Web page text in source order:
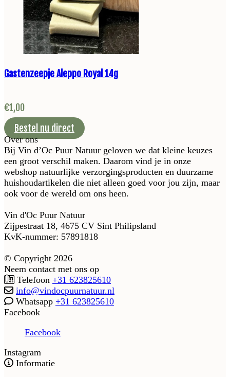
Gastenzeepje Aleppo Royal 14g
€1,00
Bestel nu direct
Over ons
Bij Vin d’Oc Puur Natuur geloven we dat kleine keuzes
een groot verschil maken. Daarom vind je in onze
webshop natuurlijke verzorgingsproducten en duurzame
huishoudartikelen die niet alleen goed voor jou zijn, maar
ook voor de wereld om ons heen.
Vin d'Oc Puur Natuur
Zijpestraat 18, 4675 CV Sint Philipsland
KvK-nummer: 57891818
© Copyright 2026
Neem contact met ons op
Telefoon +31 623825610
info@vindocpuurnatuur.nl
Whatsapp +31 623825610
Facebook
Facebook
Instagram
Informatie